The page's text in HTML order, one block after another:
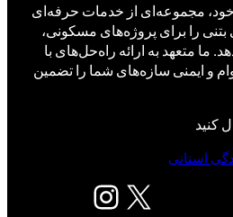
خود، مجموعه‌ای از خدمات حرفه‌ای
را برای پروژه‌های مسکونی،
ما متعهد به ارائه راه‌حل‌های با
و ایمنی سازه‌های شما را تضمین
کنید
X اینستاگرم
استانی